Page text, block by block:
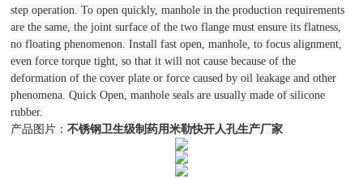
step operation. To open quickly, manhole in the production requirements
are the same, the joint surface of the two flange must ensure its flatness,
no floating phenomenon. Install fast open, manhole, to focus alignment,
even force torque tight, so that it will not cause because of the
deformation of the cover plate or force caused by oil leakage and other
phenomena. Quick Open, manhole seals are usually made of silicone
rubber.
产品图片：不锈钢卫生级制药用米勒快开人孔生产厂家